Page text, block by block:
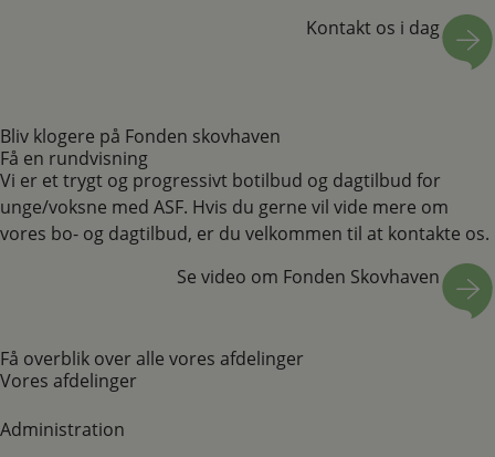
Kontakt os i dag
Bliv klogere på Fonden skovhaven
Få en rundvisning
Vi er et trygt og progressivt botilbud og dagtilbud for
unge/voksne med ASF. Hvis du gerne vil vide mere om
vores bo- og dagtilbud, er du velkommen til at kontakte os.
Se video om Fonden Skovhaven
Få overblik over alle vores afdelinger
Vores afdelinger
Administration